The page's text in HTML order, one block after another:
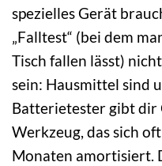
spezielles Gerät
„Falltest“ (bei dem
Tisch fallen lässt)
sein: Hausmittel sind
Batterietester gibt dir
Werkzeug, das sich
Monaten amortisiert.